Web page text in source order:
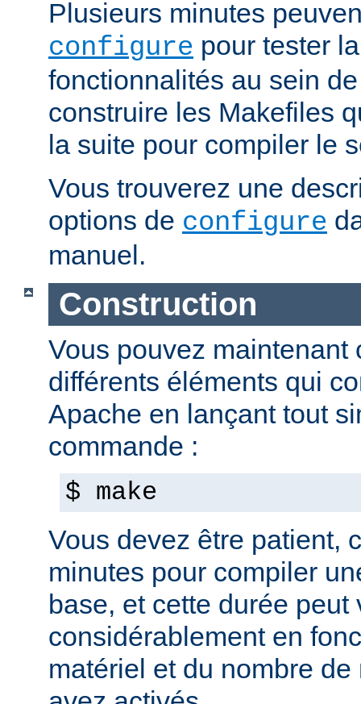
Plusieurs minutes
configure pour tester
fonctionnalités au sein
construire les Makefiles
la suite pour compiler le
Vous trouverez une
options de configure
manuel.
Construction
Vous pouvez maintenant
différents éléments qui
Apache en lançant tout
commande :
$ make
Vous devez être patient,
minutes pour compiler
base, et cette durée peut
considérablement en
matériel et du nombre